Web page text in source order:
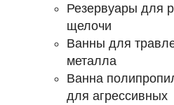
Резервуары для
щелочи
Ванны для
металла
Ванна
для агрессивных